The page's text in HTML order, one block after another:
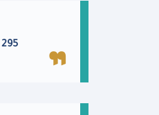
295 مليار جنيه معدل الإتاحة المالية بنسبة 84.4% وتنفيذ 16.8 ألف مشروع والانتهاء من تطوير 100 قرية